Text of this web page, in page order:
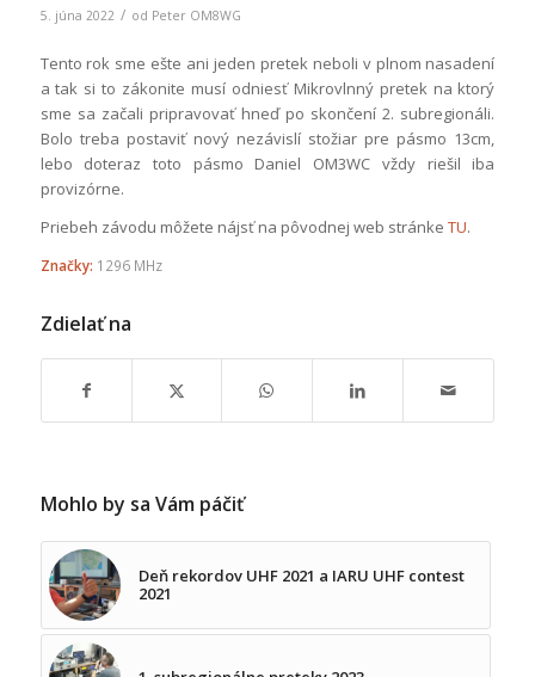
5. júna 2022 / od Peter OM8WG
Tento rok sme ešte ani jeden pretek neboli v plnom nasadení
a tak si to zákonite musí odniesť Mikrovlnný pretek na ktorý
sme sa začali pripravovať hneď po skončení 2. subregionáli.
Bolo treba postaviť nový nezávislí stožiar pre pásmo 13cm,
lebo doteraz toto pásmo Daniel OM3WC vždy riešil iba
provizórne.
Priebeh závodu môžete nájsť na pôvodnej web stránke TU.
Značky: 1296 MHz
Zdielať na
Mohlo by sa Vám páčiť
Deň rekordov UHF 2021 a IARU UHF contest
2021